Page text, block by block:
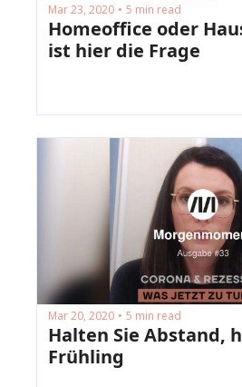
Mar 23, 2020 • 5 min read
Homeoffice oder
ist hier die Frage
Mar 20, 2020 • 5 min read
Halten Sie Abstand,
Frühling